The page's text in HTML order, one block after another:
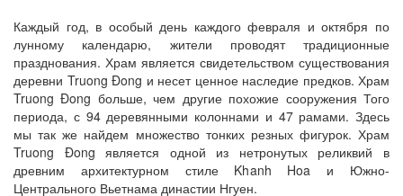
Каждый год, в особый день каждого февраля и октября по
лунному календарю, жители проводят традиционные
празднования. Храм является свидетельством существования
деревни Truong Đong и несет ценное наследие предков. Храм
Truong Đong больше, чем другие похожие сооружения Того
периода, с 94 деревянными колоннами и 47 рамами. Здесь
мы так же найдем множество тонких резных фигурок. Храм
Truong Đong является одной из нетронутых реликвий в
древним архитектурном стиле Khanh Hoa и Южно-
Центрального Вьетнама династии Нгуен.